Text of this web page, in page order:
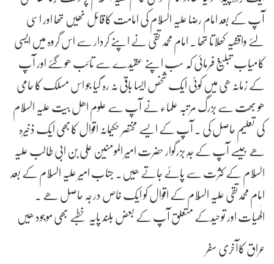
آپ کے بعد امام رضا علیہ السّلام کی امامت کاقائل نھیں تھا اور اسی
لئے واقفیہ کھلاتا تھا . امام محمد تقی نے اپنے کردار سے اس گروہ میں ایسی
کامیاب تبلیغ فرمائی کہ سب اپنے عقیدے سے تائب ھوگئے اور آپ
کے زمانہ ھی میں کوئی ایک شخص ایسا باقی نہ رہ گیا جو اس مسلک کا حامی
ھو بھت سے بزرگ مرتبہ علماء نے آپ سے علوم اھل بیت علیہ السّلام
کی تعلیم حاصل کی . آپ کے ایسے مختصر حکیمانہ اقوال کابھی ایک ذخیرہ
ھے جیسے آپ کے جدِ بزرگوار حضرت امیر المومنین علی بن ابی طالب علیہ
السّلام کے کثرت سے پائے جاتے ھیں. جناب امیر علیہ السّلام کے بعد
امام محمدتقی علیہ السّلام کے اقوال کو ایک خاص درجہ حاصل ھے .
الٰھیات اور توحیدکے متعلق آپ کے بعض بلند پایہ خطبے بھی موجود ھیں
عراق کاآخری سفر